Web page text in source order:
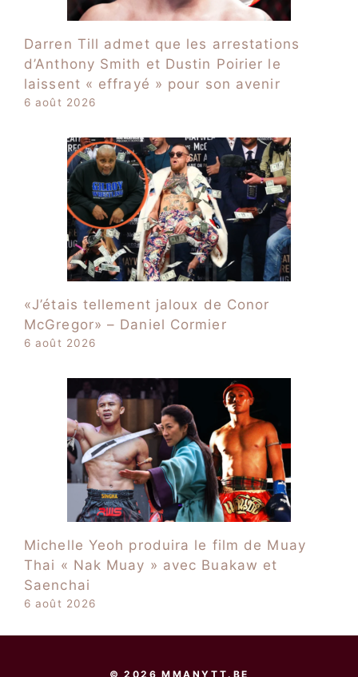
Darren Till admet que les arrestations
d’Anthony Smith et Dustin Poirier le
laissent « effrayé » pour son avenir
6 août 2026
«J’étais tellement jaloux de Conor
McGregor» – Daniel Cormier
6 août 2026
Michelle Yeoh produira le film de Muay
Thai « Nak Muay » avec Buakaw et
Saenchai
6 août 2026
© 2026 MMANYTT.BE